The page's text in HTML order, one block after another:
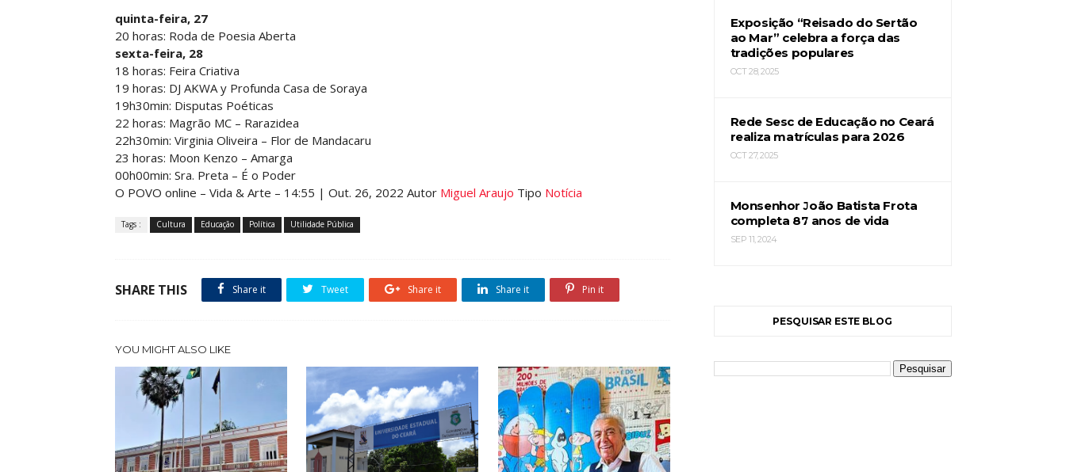
quinta-feira, 27
20 horas: Roda de Poesia Aberta
sexta-feira, 28
18 horas: Feira Criativa
19 horas: DJ AKWA y Profunda Casa de Soraya
19h30min: Disputas Poéticas
22 horas: Magrão MC – Rarazidea
22h30min: Virginia Oliveira – Flor de Mandacaru
23 horas: Moon Kenzo – Amarga
00h00min: Sra. Preta – É o Poder
O POVO online – Vida & Arte – 14:55 | Out. 26, 2022 Autor Miguel Araujo Tipo Notícia
Tags : Cultura Educação Política Utilidade Pública
SHARE THIS Share it Tweet Share it Share it Pin it
YOU MIGHT ALSO LIKE
Exposição “Reisado do Sertão
ao Mar” celebra a força das
tradições populares
OCT 28, 2025
Rede Sesc de Educação no Ceará
realiza matrículas para 2026
OCT 27, 2025
Monsenhor João Batista Frota
completa 87 anos de vida
SEP 11, 2024
PESQUISAR ESTE BLOG